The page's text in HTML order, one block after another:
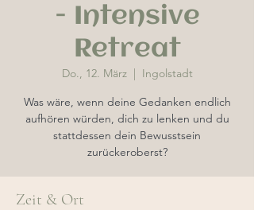
- Intensive
Retreat
Do., 12. März
  |
Ingolstadt
Was wäre, wenn deine Gedanken endlich
aufhören würden, dich zu lenken und du
stattdessen dein Bewusstsein
zurückeroberst?
Zeit & Ort